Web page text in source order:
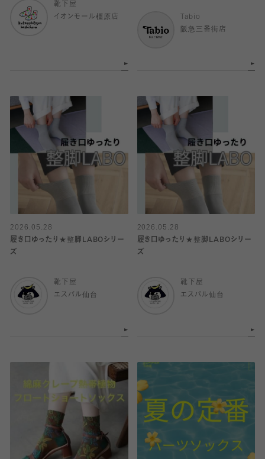
靴下屋
イオンモール橿原店
Tabio
阪急三番街店
2026.05.28
履き口ゆったり★整脚LABOシリー
ズ
靴下屋
エスパル仙台
2026.05.28
履き口ゆったり★整脚LABOシリー
ズ
靴下屋
エスパル仙台